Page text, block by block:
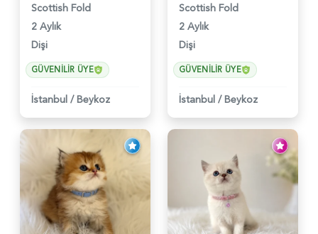
Scottish Fold
2 Aylık
Dişi
GÜVENILIR ÜYE
İstanbul / Beykoz
Scottish Fold
2 Aylık
Dişi
GÜVENILIR ÜYE
İstanbul / Beykoz